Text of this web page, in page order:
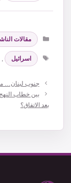
التصنيفات
مقالات
الوسوم
اسرائيل
جنوب لبنان…
بين خطاب
بعد الاتفاق؟